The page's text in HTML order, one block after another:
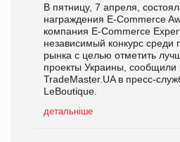
В пятницу, 7 апреля,
награждения E-Commerce
компания E-Commerce
независимый конкурс среди
рынка с целью отметить
проекты Украины, сообщили
TradeMaster.UA в пресс-
LeBoutique.
детальніше